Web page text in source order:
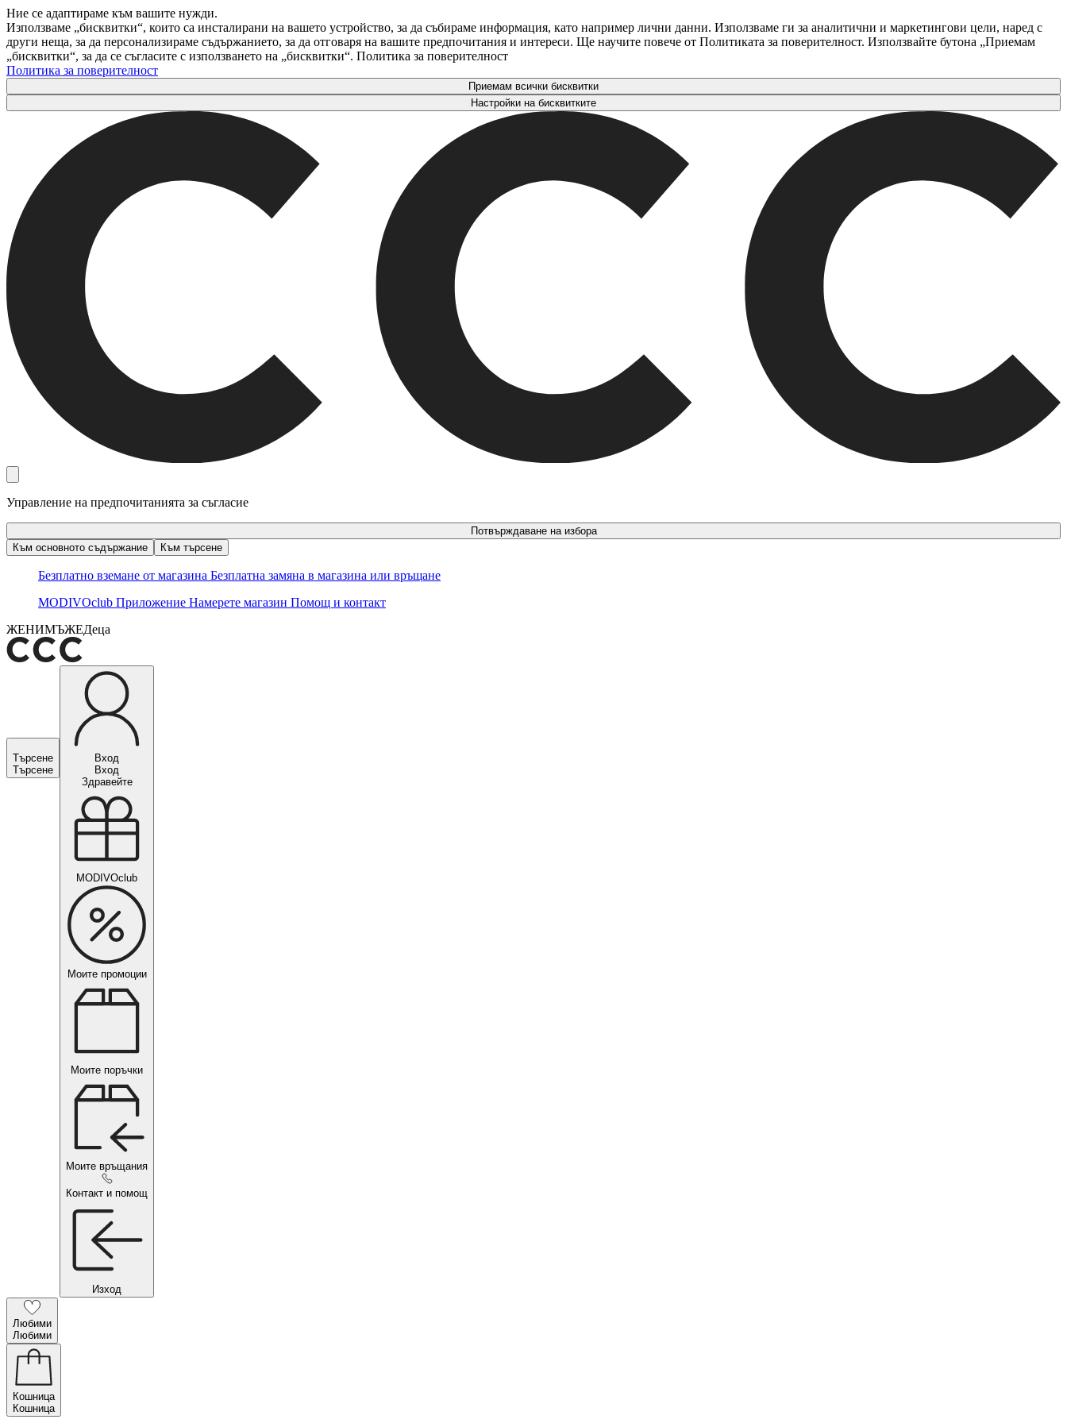
Ние се адаптираме към вашите нужди.
Използваме „бисквитки“, които са инсталирани на вашето устройство, за да събираме информация, като например лични данни. Използваме ги за аналитични и маркетингови цели, наред с
други неща, за да персонализираме съдържанието, за да отговаря на вашите предпочитания и интереси. Ще научите повече от Политиката за поверителност. Използвайте бутона „Приемам
„бисквитки“, за да се съгласите с използването на „бисквитки“. Политика за поверителност
Политика за поверителност
Приемам всички бисквитки
Настройки на бисквитките
Управление на предпочитанията за съгласие
Потвърждаване на избора
Към основното съдържание
Към търсене
Безплатно вземане от магазина Безплатна замяна в магазина или връщане
MODIVOclub Приложение Намерете магазин Помощ и контакт
ЖЕНИМЪЖЕДеца
Търсене
Търсене
Вход
Вход
Здравейте
MODIVOclub
Моите промоции
Моите поръчки
Моите връщания
Контакт и помощ
Изход
Любими
Любими
Кошница
Кошница